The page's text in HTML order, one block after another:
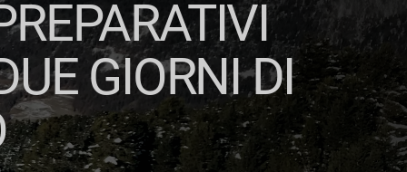
GIORNI DI